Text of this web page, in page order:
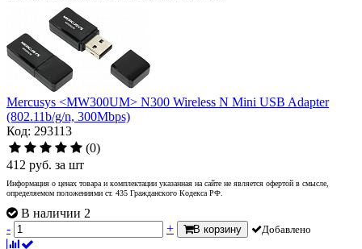
Mercusys <MW300UM> N300 Wireless N Mini USB Adapter
(802.11b/g/n, 300Mbps)
Код: 293113
(0)
412 руб. за шт
Информация о ценах товара и комплектации указанная на сайте не является офертой в смысле,
определяемом положениями ст. 435 Гражданского Кодекса РФ.
В наличии 2
-
+ В корзину Добавлено